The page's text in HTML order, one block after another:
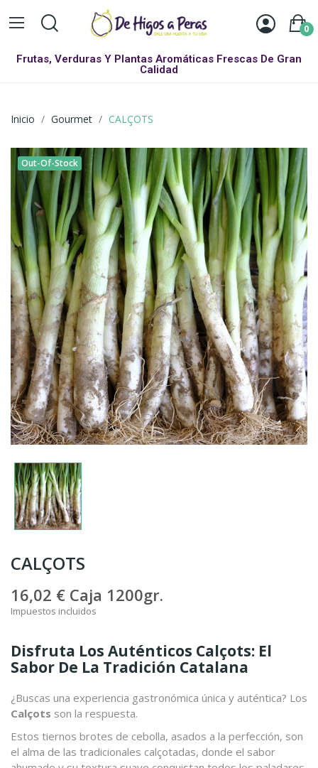
0
Frutas, Verduras Y Plantas Aromáticas Frescas De Gran
Calidad
Inicio Gourmet CALÇOTS
Out-Of-Stock
CALÇOTS
16,02 € Caja 1200gr.
Impuestos incluidos
Disfruta Los Auténticos Calçots: El
Sabor De La Tradición Catalana
¿Buscas una experiencia gastronómica única y auténtica? Los
Calçots son la respuesta.
Estos tiernos brotes de cebolla, asados a la perfección, son
el alma de las tradicionales calçotadas, donde el sabor